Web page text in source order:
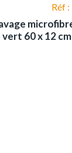
Réf
60 x 12 cm